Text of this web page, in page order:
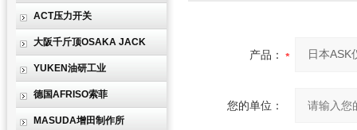
ACT压力开关
大阪千斤顶OSAKA JACK
YUKEN油研工业
德国AFRISO索菲
MASUDA增田制作所
产品：
您的单位：